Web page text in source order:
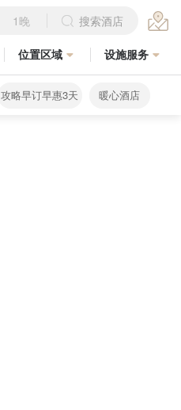
1晚 搜索酒店
位置区域 设施服务
攻略早订早惠3天 暖心酒店